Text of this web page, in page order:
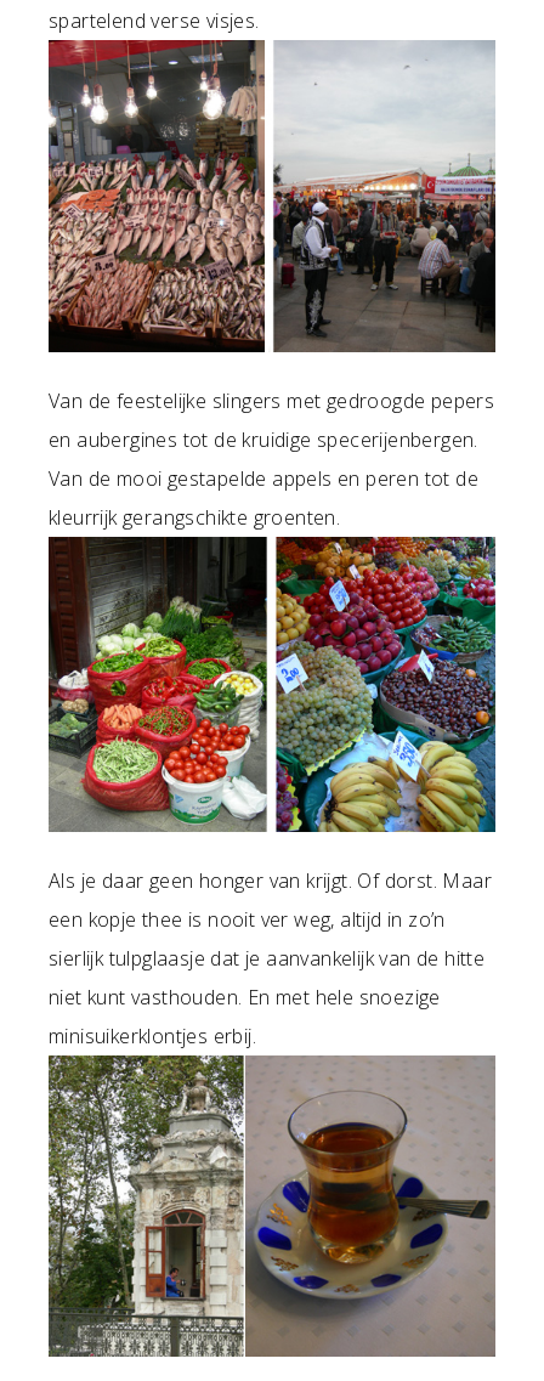
spartelend verse visjes.
Van de feestelijke slingers met gedroogde pepers
en aubergines tot de kruidige specerijenbergen.
Van de mooi gestapelde appels en peren tot de
kleurrijk gerangschikte groenten.
Als je daar geen honger van krijgt. Of dorst. Maar
een kopje thee is nooit ver weg, altijd in zo’n
sierlijk tulpglaasje dat je aanvankelijk van de hitte
niet kunt vasthouden. En met hele snoezige
minisuikerklontjes erbij.